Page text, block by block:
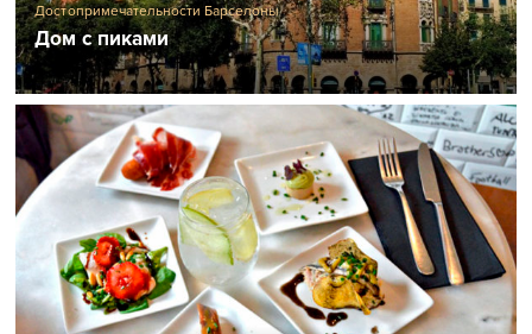
Достопримечательности Барселоны
Дом с пиками